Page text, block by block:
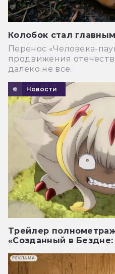
Колобок стал
Перенос «Человека-
продвижения
далеко не все.
Новости
Трейлер
«Созданный в
РЕКЛАМА